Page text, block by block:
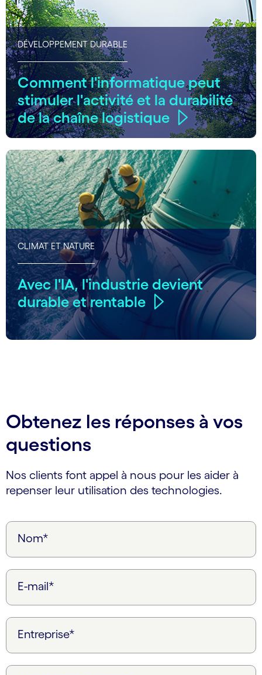
DÉVELOPPEMENT DURABLE
Comment l'informatique peut
stimuler l'activité et la durabilité
de la chaîne logistique
CLIMAT ET NATURE
Avec l'IA, l'industrie devient
durable et rentable
Obtenez les réponses à vos
questions
Nos clients font appel à nous pour les aider à
repenser leur utilisation des technologies.
Nom*
E-mail*
Entreprise*